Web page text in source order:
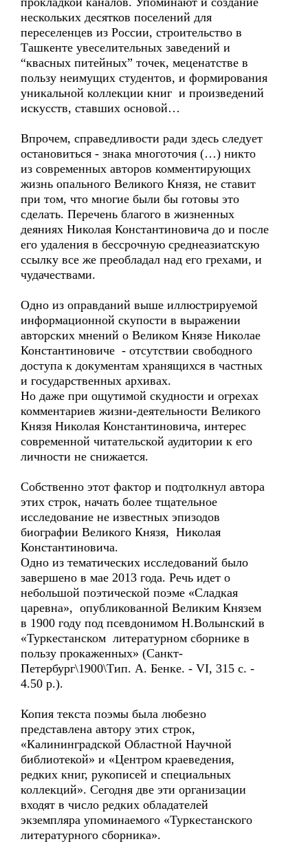
нескольких десятков поселений для
переселенцев из России, строительство в
Ташкенте увеселительных заведений и
“квасных питейных” точек, меценатстве в
пользу неимущих студентов, и формирования
уникальной коллекции книг и произведений
искусств, ставших основой…
Впрочем, справедливости ради здесь следует
остановиться - знака многоточия (…) никто
из современных авторов комментирующих
жизнь опального Великого Князя, не ставит
при том, что многие были бы готовы это
сделать. Перечень благого в жизненных
деяниях Николая Константиновича до и после
его удаления в бессрочную среднеазиатскую
ссылку все же преобладал над его грехами, и
чудачествами.
Одно из оправданий выше иллюстрируемой
информационной скупости в выражении
авторских мнений о Великом Князе Николае
Константиновиче - отсутствии свободного
доступа к документам хранящихся в частных
и государственных архивах.
Но даже при ощутимой скудности и огрехах
комментариев жизни-деятельности Великого
Князя Николая Константиновича, интерес
современной читательской аудитории к его
личности не снижается.
Собственно этот фактор и подтолкнул автора
этих строк, начать более тщательное
исследование не известных эпизодов
биографии Великого Князя, Николая
Константиновича.
Одно из тематических исследований было
завершено в мае 2013 года. Речь идет о
небольшой поэтической поэме «Сладкая
царевна», опубликованной Великим Князем
в 1900 году под псевдонимом Н.Волынский в
«Туркестанском литературном сборнике в
пользу прокаженных» (Санкт-
Петербург\1900\Тип. А. Бенке. - VI, 315 c. -
4.50 р.).
Копия текста поэмы была любезно
представлена автору этих строк,
«Калининградской Областной Научной
библиотекой» и «Центром краеведения,
редких книг, рукописей и специальных
коллекций». Сегодня две эти организации
входят в число редких обладателей
экземпляра упоминаемого «Туркестанского
литературного сборника».